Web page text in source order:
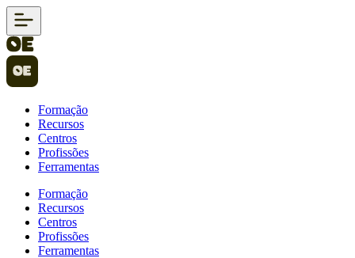
Formação
Recursos
Centros
Profissões
Ferramentas
Formação
Recursos
Centros
Profissões
Ferramentas